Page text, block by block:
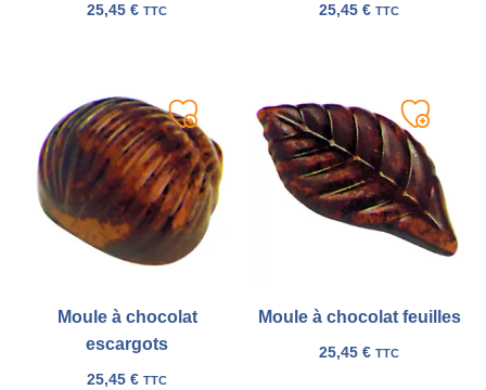
25,45 € TTC 25,45 € TTC
Moule à chocolat
escargots
25,45 € TTC
Ajouter
à
ma
liste
Moule à chocolat feuilles
25,45 € TTC
Ajouter
à
ma
liste